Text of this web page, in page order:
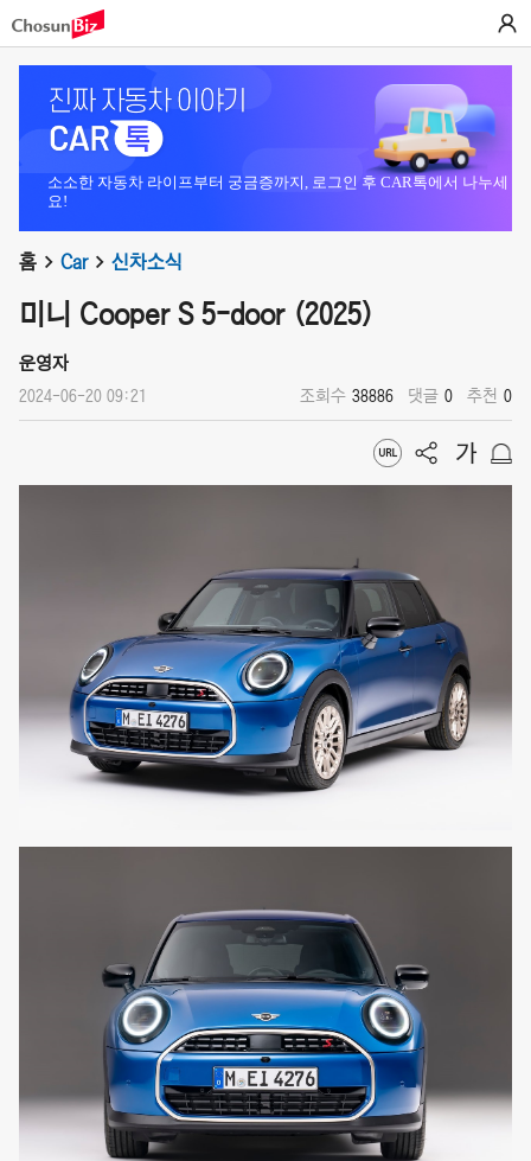
소소한 자동차 라이프부터 궁금증까지, 로그인 후 CAR톡에서 나누세
요!
홈 Car 신차소식
미니 Cooper S 5-door (2025)
운영자
2024-06-20 09:21 조회수 38886 댓글 0 추천 0